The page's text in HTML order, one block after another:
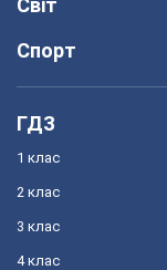
Світ
Спорт
ГДЗ
1 клас
2 клас
3 клас
4 клас